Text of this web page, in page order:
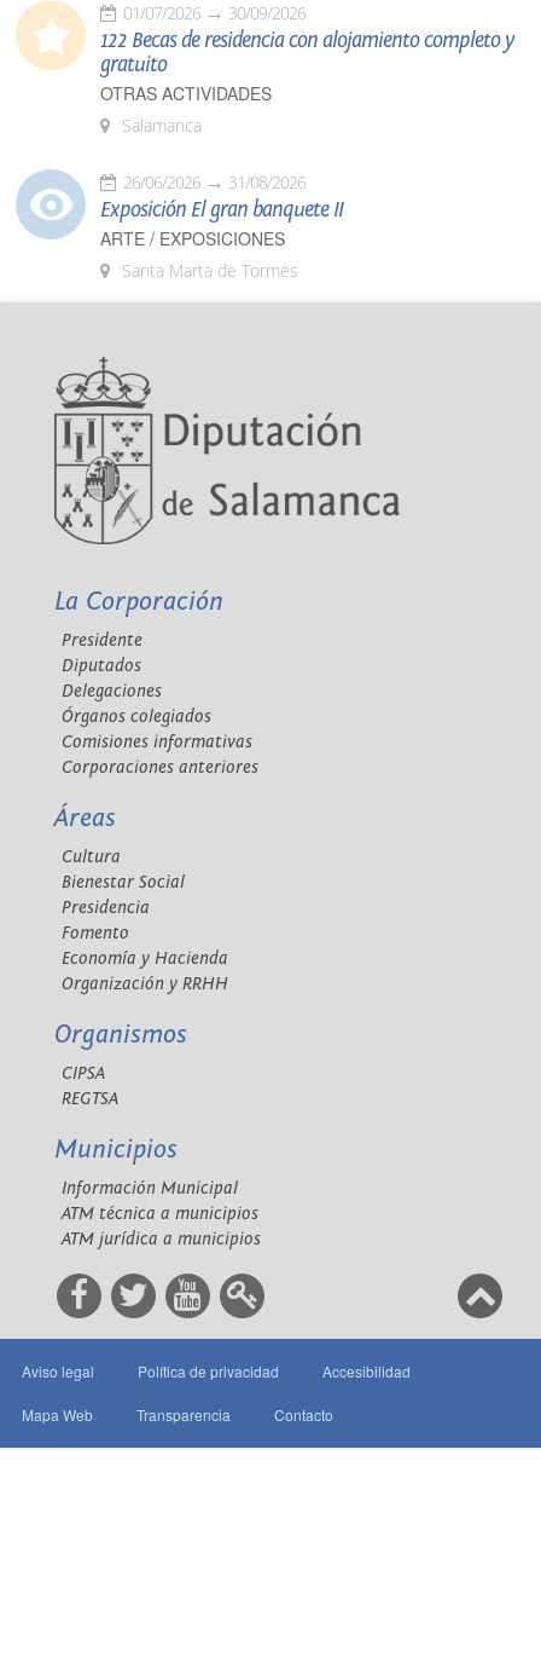
01/07/2026 30/09/2026
122 Becas de residencia con alojamiento completo y
gratuito
OTRAS ACTIVIDADES
Salamanca
26/06/2026 31/08/2026
Exposición El gran banquete II
ARTE / EXPOSICIONES
Santa Marta de Tormes
La Corporación
Presidente
Diputados
Delegaciones
Órganos colegiados
Comisiones informativas
Corporaciones anteriores
Áreas
Cultura
Bienestar Social
Presidencia
Fomento
Economía y Hacienda
Organización y RRHH
Organismos
CIPSA
REGTSA
Municipios
Información Municipal
ATM técnica a municipios
ATM jurídica a municipios
Aviso legal Política de privacidad Accesibilidad
Mapa Web Transparencia Contacto